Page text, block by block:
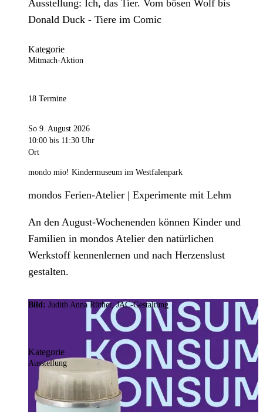
Ausstellung: Ich, das Tier. Vom bösen Wolf bis
Donald Duck - Tiere im Comic
Kategorie
Mitmach-Aktion
18 Termine
So 9. August 2026
10:00 bis 11:30 Uhr
Ort
mondo mio! Kindermuseum im Westfalenpark
mondos Ferien-Atelier | Experimente mit Lehm
An den August-Wochenenden können Kinder und
Familien in mondos Atelier den natürlichen
Werkstoff kennenlernen und nach Herzenslust
gestalten.
Bild: Judith Anna Rüther, JAC-Gestaltung
Kategorie
Ausstellung